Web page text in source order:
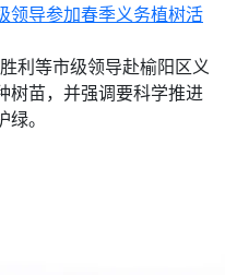
领导参加春季义务植树活
利等市级领导赴榆阳区义
树苗，并强调要科学推进
。